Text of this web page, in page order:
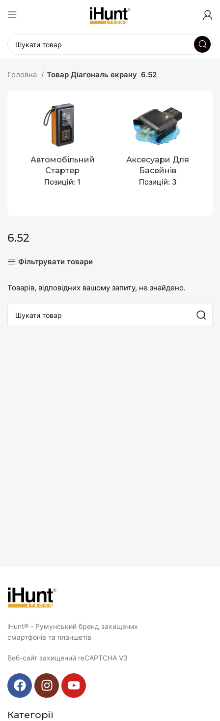
Головна Товар Діагональ екрану 6.52
Автомобільний
Стартер
Позицій: 1
Аксесуари Для
Басейнів
Позицій: 3
6.52
Фільтрувати товари
Товарів, відповідних вашому запиту, не знайдено.
iHunt® - Румунський бренд захищених
смартфонів та планшетів
Веб-сайт захищений reCAPTCHA V3
Категорії